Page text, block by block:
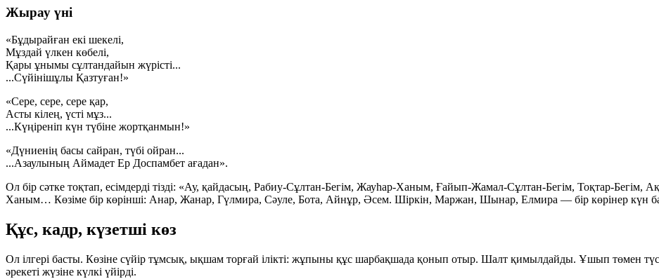
Жырау үні
«Бұдырайған екі шекелі,
Мұздай үлкен көбелі,
Қары ұнымы сұлтандайын жүрісті...
...Сүйінішұлы Қазтуған!»
«Сере, сере, сере қар,
Асты кілең, үсті мұз...
...Күңіреніп күн түбіне жортқанмын!»
«Дүниенің басы сайран, түбі ойран...
...Азаулының Аймадет Ер Доспамбет ағадан».
Ол бір сәтке тоқтап, есімдерді тізді: «Ау, қайдасың, Рабиу-Сұлтан-Бегім, Жауһар-Ханым, Ғайып-Жамал-Сұлтан-Бегім, Тоқтар-
Ханым… Көзіме бір көрінші: Анар, Жанар, Гүлмира, Сәуле, Бота, Айнұр, Әсем. Шіркін, Маржан, Шынар, Елмира — бір көрінер күн
Құс, кадр, күзетші көз
Ол ілгері басты. Көзіне сүйір тұмсық, ықшам торғай ілікті: жұпыны құс шарбақшада қонып отыр. Шалт қимылдайды. Ұшып төмен
әрекеті жүзіне күлкі үйірді.